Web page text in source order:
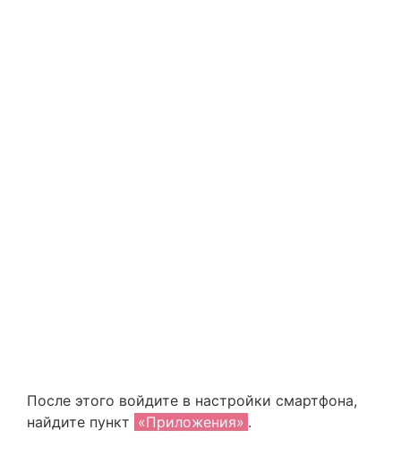
После этого войдите в настройки смартфона,
найдите пункт «Приложения» .